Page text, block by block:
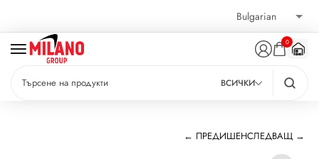
0
ВСИЧКИ
← ПРЕДИШЕНСЛЕДВАЩ →